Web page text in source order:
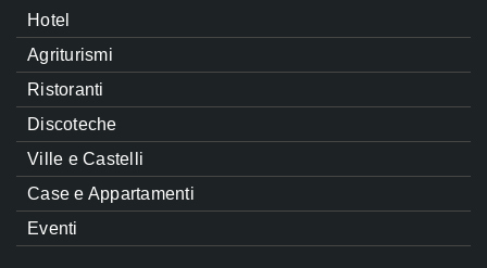
Hotel
Agriturismi
Ristoranti
Discoteche
Ville e Castelli
Case e Appartamenti
Eventi